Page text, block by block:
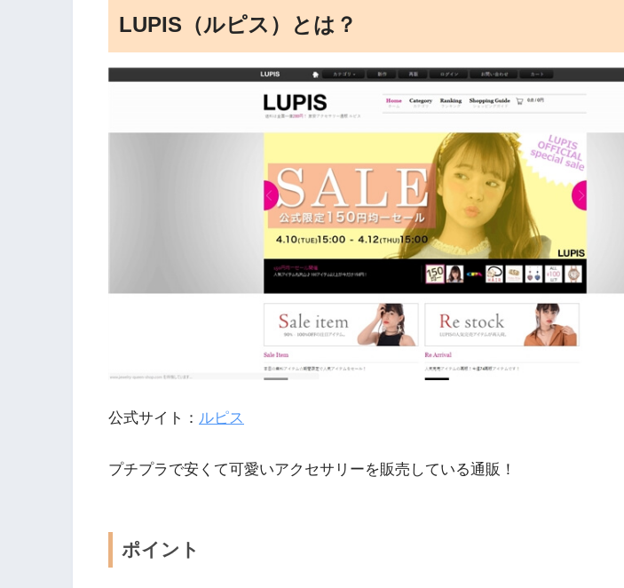
LUPIS（ルピス）とは？
公式サイト： ルピス
プチプラで安くて可愛いアクセサリーを販売している通販！
ポイント